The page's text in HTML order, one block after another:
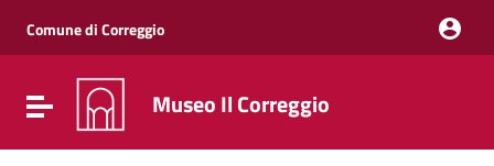
Vai al menu di navigazione
Vai al footer
Comune di Correggio
Attiva / disattiva la navigazione
Museo Il Correggio